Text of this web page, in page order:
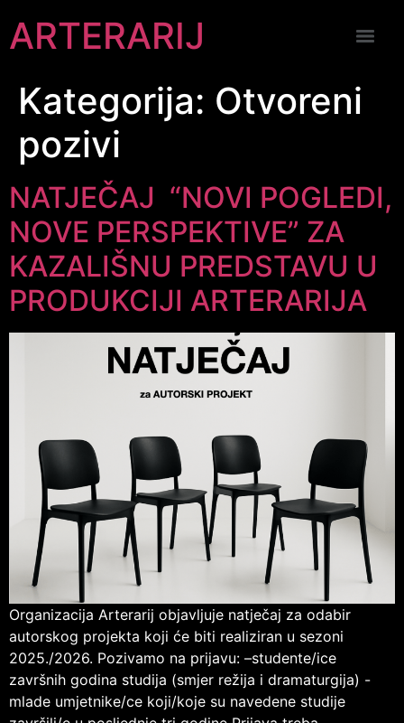
ARTERARIJ
Kategorija: Otvoreni
pozivi
NATJEČAJ “NOVI POGLEDI,
NOVE PERSPEKTIVE” ZA
KAZALIŠNU PREDSTAVU U
PRODUKCIJI ARTERARIJA
Organizacija Arterarij objavljuje natječaj za odabir
autorskog projekta koji će biti realiziran u sezoni
2025./2026. Pozivamo na prijavu: –studente/ice
završnih godina studija (smjer režija i dramaturgija) -
mlade umjetnike/ce koji/koje su navedene studije